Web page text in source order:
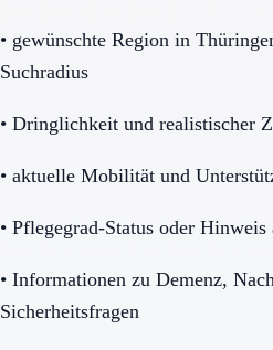
• gewünschte Region in
Suchradius
• Dringlichkeit und realistischer
• aktuelle Mobilität und
• Pflegegrad-Status oder
• Informationen zu Demenz,
Sicherheitsfragen